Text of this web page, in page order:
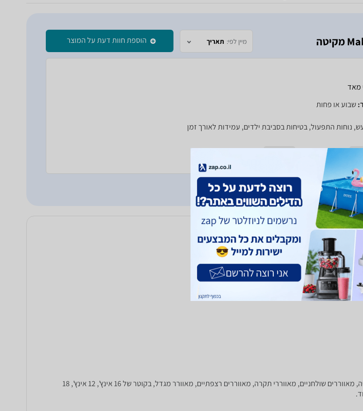
מיין לפי: תאריך הוספת חוות דעת על המוצר
מאד
שבוע או פחות
נוחות התפעול, בטיחות בסביבת ילדים, עמידות לאורך זמן
חוו"ד לא עזרה
כאן תוכלו להשוות מחירים למגוון סוגי מאווררים: מאווררים על עמוד, מאווררים לתליה, מאווררים שולחניים, מאווררי תקרה, מאווררים רצפתיים, מאוורר מגדל, בקוטר של 16 אינץ', 12 אינץ', 18